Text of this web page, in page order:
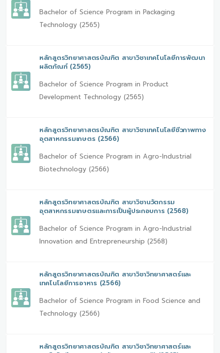
Bachelor of Science Program in Packaging
Technology (2565)
หลักสูตรวิทยาศาสตรบัณฑิต สาขาวิชาเทคโนโลยีการพัฒนา
ผลิตภัณฑ์ (2565)
Bachelor of Science Program in Product
Development Technology (2565)
หลักสูตรวิทยาศาสตรบัณฑิต สาขาวิชาเทคโนโลยีชีวภาพทาง
อุตสาหกรรมเกษตร (2566)
Bachelor of Science Program in Agro-Industrial
Biotechnology (2566)
หลักสูตรวิทยาศาสตรบัณฑิต สาขาวิชานวัตกรรม
อุตสาหกรรมเกษตรและการเป็นผู้ประกอบการ (2568)
Bachelor of Science Program in Agro-Industrial
Innovation and Entrepreneurship (2568)
หลักสูตรวิทยาศาสตรบัณฑิต สาขาวิชาวิทยาศาสตร์และ
เทคโนโลยีการอาหาร (2566)
Bachelor of Science Program in Food Science and
Technology (2566)
หลักสูตรวิทยาศาสตรบัณฑิต สาขาวิชาวิทยาศาสตร์และ